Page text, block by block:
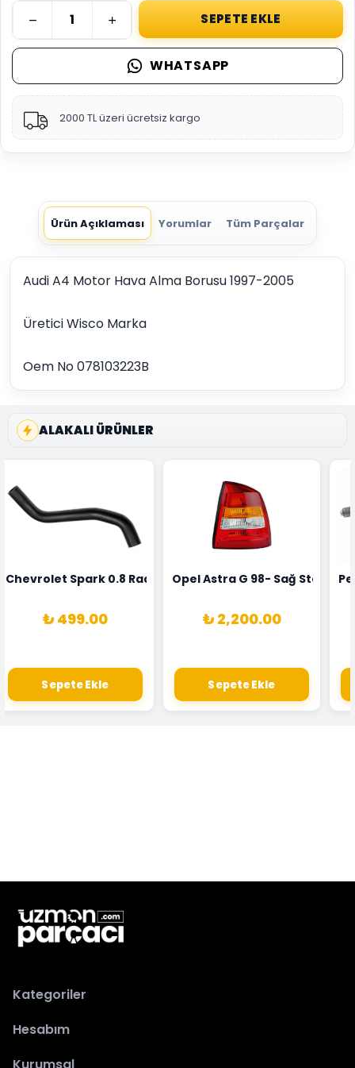
SEPETE EKLE
WHATSAPP
2000 TL üzeri ücretsiz kargo
Ürün Açıklaması Yorumlar Tüm Parçalar
Audi A4 Motor Hava Alma Borusu 1997-2005
Üretici Wisco Marka
Oem No 078103223B
ALAKALI ÜRÜNLER
1628HN-0258010081
Alternatörü Valeo Marka 05E903018G
Chevrolet Spark 0.8 Radyatör Üst Hortumu Rapro Marka
₺ 499.00
Sepete Ekle
Opel Astra G 98- Sağ Stop
₺ 2,200.00
Sepete Ekle
Kategoriler
Hesabım